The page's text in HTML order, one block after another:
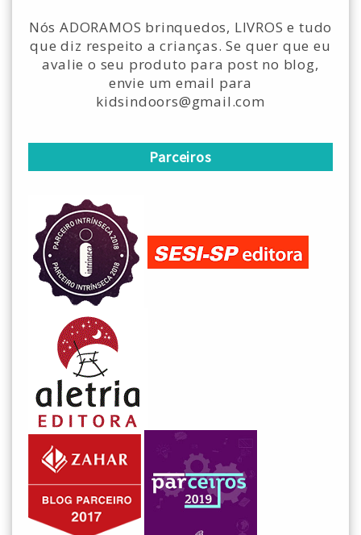
Nós ADORAMOS brinquedos, LIVROS e tudo
que diz respeito a crianças. Se quer que eu
avalie o seu produto para post no blog,
envie um email para
kidsindoors@gmail.com
Parceiros